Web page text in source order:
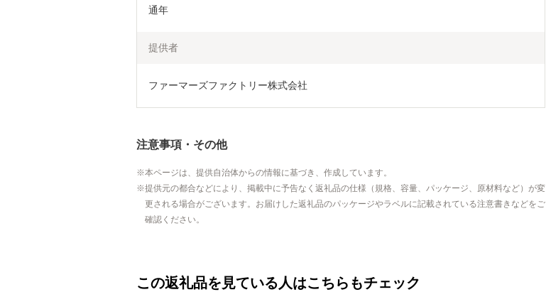
通年
提供者
ファーマーズファクトリー株式会社
注意事項・その他
本ページは、提供自治体からの情報に基づき、作成しています。
提供元の都合などにより、掲載中に予告なく返礼品の仕様（規格、容量、パッケージ、原材料など）が変
更される場合がございます。お届けした返礼品のパッケージやラベルに記載されている注意書きなどをご
確認ください。
この返礼品を見ている人はこちらもチェック